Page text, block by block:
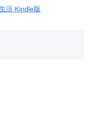
活 Kindle版